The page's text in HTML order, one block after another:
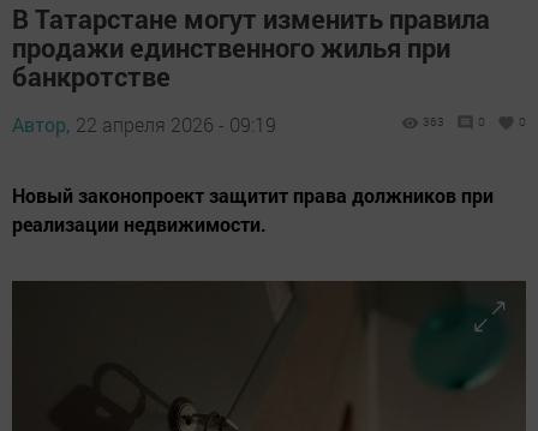
В Татарстане могут изменить правила
продажи единственного жилья при
банкротстве
Автор, 22 апреля 2026 - 09:19 363 0 0
Новый законопроект защитит права должников при
реализации недвижимости.